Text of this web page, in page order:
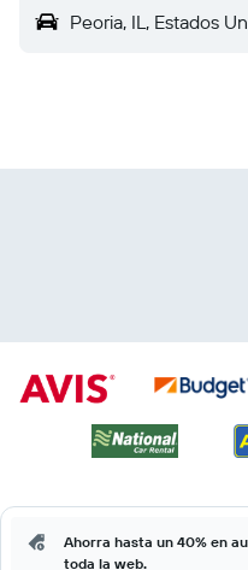
Peoria, IL, Estados
Ahorra hasta un 40% en
toda la web.